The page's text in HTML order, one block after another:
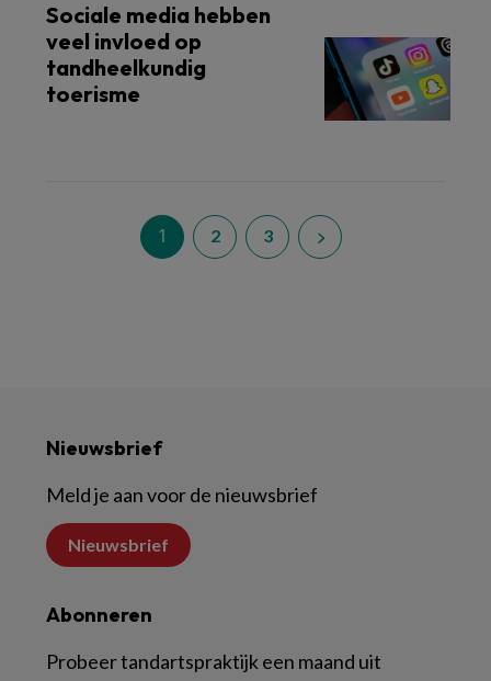
Sociale media hebben
veel invloed op
tandheelkundig
toerisme
1 2 3
Nieuwsbrief
Meld je aan voor de nieuwsbrief
Nieuwsbrief
Abonneren
Probeer tandartspraktijk een maand uit